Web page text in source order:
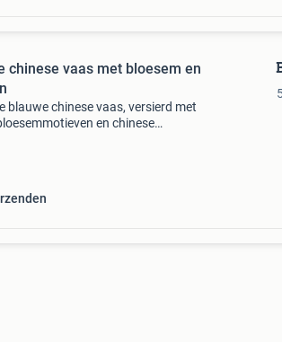
chinese vaas met bloesem en
blauwe chinese vaas, versierd met
en chinese